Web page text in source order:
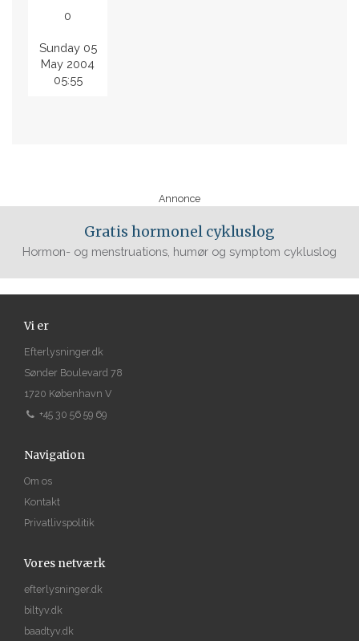
0
Sunday 05
May 2004
05:55
Annonce
Gratis hormonel cykluslog
Hormon- og menstruations, humør og symptom cykluslog
Vi er
Efterlysninger.dk
Sønder Boulevard 78
1720 København V
+45 30 56 59 69
Navigation
Om os
Kontakt
Privatlivspolitik
Vores netværk
efterlysninger.dk
biltyv.dk
baadtyv.dk